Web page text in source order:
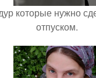
которые нужно
отпуском.